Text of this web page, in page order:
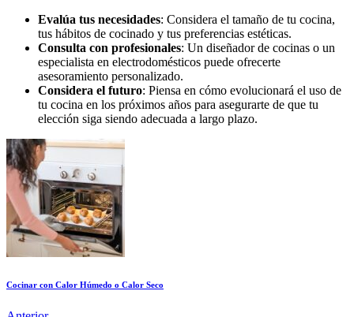
Evalúa tus necesidades: Considera el tamaño de tu cocina,
tus hábitos de cocinado y tus preferencias estéticas.
Consulta con profesionales: Un diseñador de cocinas o un
especialista en electrodomésticos puede ofrecerte
asesoramiento personalizado.
Considera el futuro: Piensa en cómo evolucionará el uso de
tu cocina en los próximos años para asegurarte de que tu
elección siga siendo adecuada a largo plazo.
Cocinar con Calor Húmedo o Calor Seco